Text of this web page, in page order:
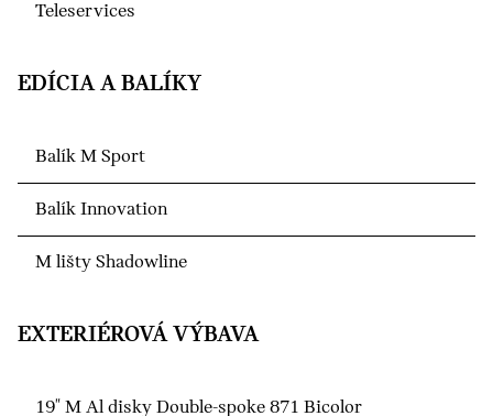
Teleservices
EDÍCIA A BALÍKY
Balík M Sport
Balík Innovation
M lišty Shadowline
EXTERIÉROVÁ VÝBAVA
19" M Al disky Double-spoke 871 Bicolor